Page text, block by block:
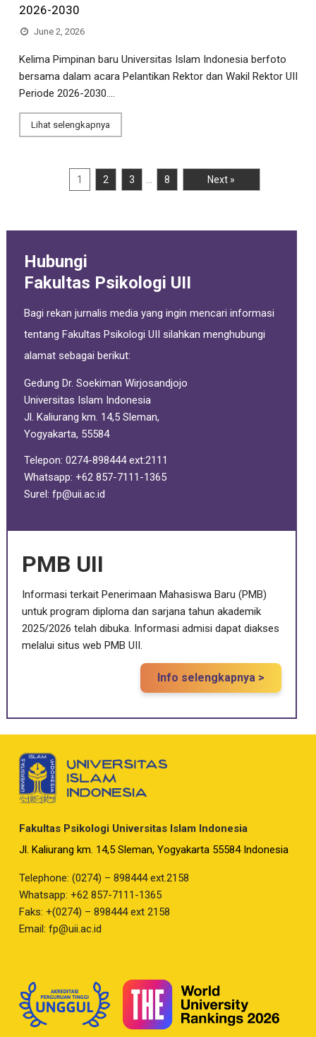
2026-2030
June 2, 2026
Kelima Pimpinan baru Universitas Islam Indonesia berfoto
bersama dalam acara Pelantikan Rektor dan Wakil Rektor UII
Periode 2026-2030....
Lihat selengkapnya
1 2 3 … 8 Next »
Hubungi
Fakultas Psikologi UII
Bagi rekan jurnalis media yang ingin mencari informasi
tentang Fakultas Psikologi UII silahkan menghubungi
alamat sebagai berikut:
Gedung Dr. Soekiman Wirjosandjojo
Universitas Islam Indonesia
Jl. Kaliurang km. 14,5 Sleman,
Yogyakarta, 55584
Telepon: 0274-898444 ext:2111
Whatsapp: +62 857-7111-1365
Surel: fp@uii.ac.id
PMB UII
Informasi terkait Penerimaan Mahasiswa Baru (PMB)
untuk program diploma dan sarjana tahun akademik
2025/2026 telah dibuka. Informasi admisi dapat diakses
melalui situs web PMB UII.
Info selengkapnya >
Fakultas Psikologi Universitas Islam Indonesia
Jl. Kaliurang km. 14,5 Sleman, Yogyakarta 55584 Indonesia
Telephone: (0274) – 898444 ext.2158
Whatsapp: +62 857-7111-1365
Faks: +(0274) – 898444 ext 2158
Email: fp@uii.ac.id